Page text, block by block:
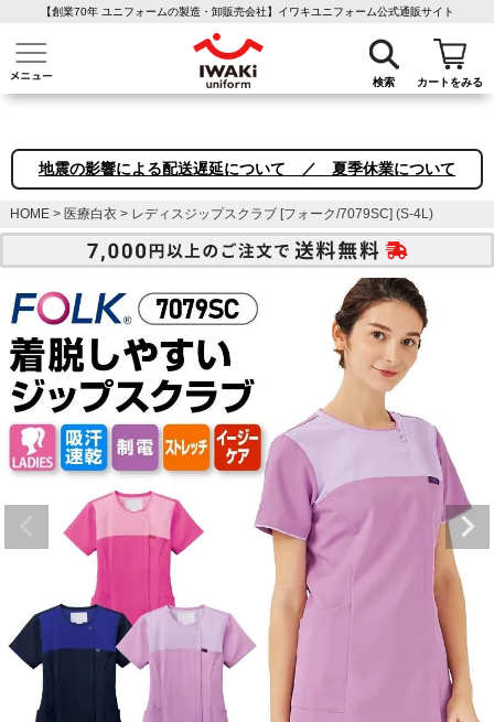
【創業70年 ユニフォームの製造・卸販売会社】イワキユニフォーム公式通販サイト
検索 カートをみる
介護ユニフォーム 作業着・作業服 ファン付き作業着 医療白衣
地震の影響による配送遅延について ／ 夏季休業について
HOME 医療白衣 レディスジップスクラブ [フォーク/7079SC] (S-4L)